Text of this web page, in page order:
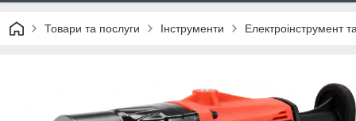
Товари та послуги Інструменти Електроінструмент